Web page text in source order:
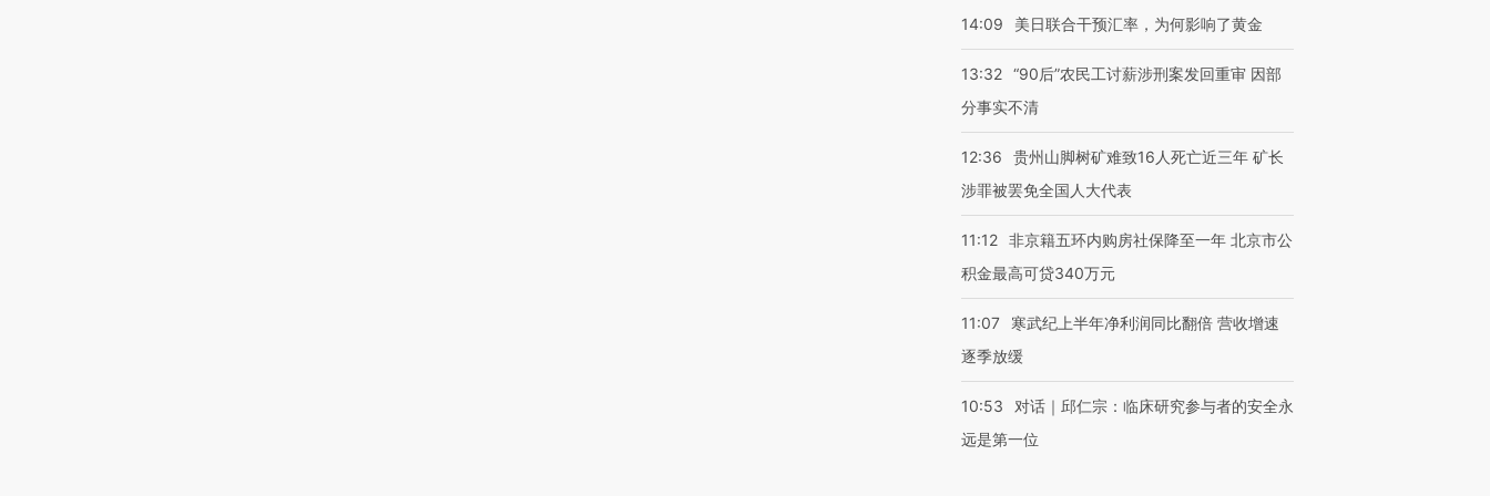
14:09 美日联合干预汇率，为何影响了黄金
13:32 “90后”农民工讨薪涉刑案发回重审 因部
分事实不清
12:36
贵州山脚树矿难致16人死亡近三年 矿长
涉罪被罢免全国人大代表
11:12 非京籍五环内购房社保降至一年 北京市公
积金最高可贷340万元
11:07
寒武纪上半年净利润同比翻倍 营收增速
逐季放缓
10:53
对话｜邱仁宗：临床研究参与者的安全永
远是第一位